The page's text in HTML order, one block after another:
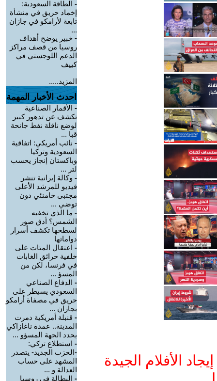
الأفلام الجيدة
- الطاقة السعودية:
إخماد حريق في منشأة
تابعة لأرامكو في جازان
...
- خبير يوضح أهداف
روسيا من قصف مراكز
الدعم اللوجستي في
كييف
المزيد.....
احدث الأخبار المهمة
- الأقمار الصناعية
تكشف عن تدهور كبير
لوضع ناقلة نفط جانحة
قبا ...
- نائب أمريكي: اتفاقية
السعودية وتركيا
وباكستان إنجاز يحسب
لتر ...
- وكالة إيرانية تنشر
فيديو للمرشد الأعلى
مجتبى خامنئي دون
توضي ...
- ما الذي تخفيه
الشمس؟ أدق صور
لسطحها تكشف أسرار
دواماتها
- اعتقال المئات على
خلفية حرائق الغابات
في فرنسا، لكن من
المسؤ ...
- الدفاع الصناعي
السعودي يسيطر على
حريق في مصفاة أرامكو
بجازان ...
- قنبلة أمريكية دمرت
المدينة.. عمدة ناغازاكي
يحدد الجهة المسؤو ...
- استطلاع تركي:
-الحزب الجديد- يتصدر
المشهد على حساب
العدالة و ...
- البطالة في روسيا